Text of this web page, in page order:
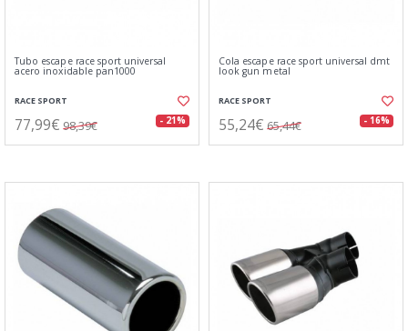
Tubo escape race sport universal
acero inoxidable pan1000
RACE SPORT
77,99€ 98,39€ - 21%
Cola escape race sport universal dmt
look gun metal
RACE SPORT
55,24€ 65,44€ - 16%